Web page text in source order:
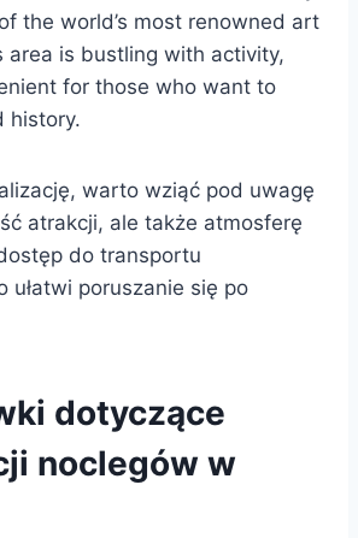
the world’s most renowned art
area is bustling with activity,
for those who want to
history.
warto wziąć pod uwagę
atrakcji, ale także atmosferę
do transportu
ułatwi poruszanie się po
dotyczące
noclegów w